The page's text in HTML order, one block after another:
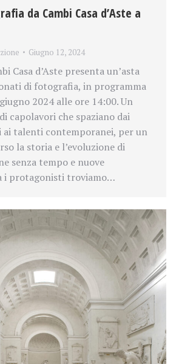
da Cambi Casa d’Aste a
Giugno 12, 2024
Casa d’Aste presenta un’asta
di fotografia, in programma
2024 alle ore 14:00. Un
capolavori che spaziano dai
ai talenti contemporanei, per un
la storia e l’evoluzione di
senza tempo e nuove
i protagonisti troviamo…